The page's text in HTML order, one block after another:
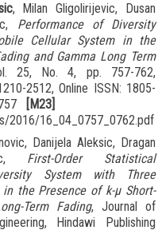
, Milan Gligolirijevic, Dusan
Performance of Diversity
Cellular System in the
and Gamma Long Term
25, No. 4, pp. 757-762,
2512, Online ISSN: 1805-
[M23]
2016/16_04_0757_0762.pdf
Danijela Aleksic, Dragan
First-Order Statistical
System with Three
the Presence of k-μ Short-
Term Fading, Journal of
Hindawi Publishing